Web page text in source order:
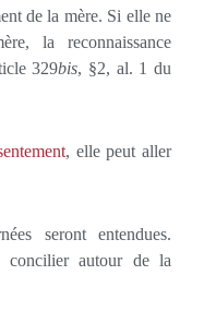
de la mère. Si elle ne
la reconnaissance
329bis, §2, al. 1 du
, elle peut aller
seront entendues.
concilier autour de la